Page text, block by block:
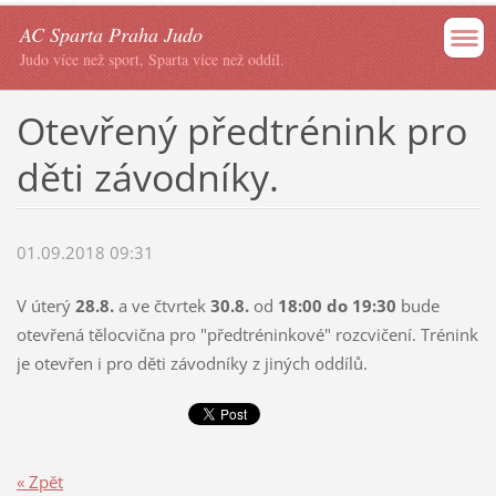
AC Sparta Praha Judo
Judo více než sport, Sparta více než oddíl.
Otevřený předtrénink pro
děti závodníky.
01.09.2018 09:31
V úterý 28.8.a ve čtvrtek 30.8.od 18:00 do 19:30 bude
otevřená tělocvična pro "předtréninkové" rozcvičení. Trénink
je otevřen i pro děti závodníky z jiných oddílů.
« Zpět